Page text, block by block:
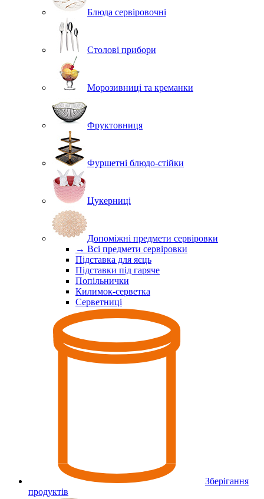
Блюда сервіровочні
Столові прибори
Морозивниці та креманки
Фруктовниця
Фуршетні блюдо-стійки
Цукерниці
Допоміжні предмети сервіровки
→ Всі предмети сервіровки
Підставка для яєць
Підставки під гаряче
Попільнички
Килимок-серветка
Серветниці
Зберігання
продуктів